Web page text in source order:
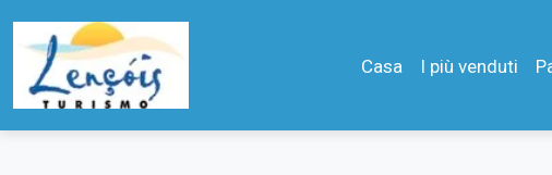
Casa I più venduti